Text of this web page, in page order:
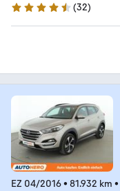
4.7 Sterne
(32)
EZ 04/2016• 81.932 km •